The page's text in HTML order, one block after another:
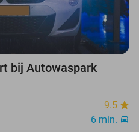
bij Autowaspark
9.5
6 min.